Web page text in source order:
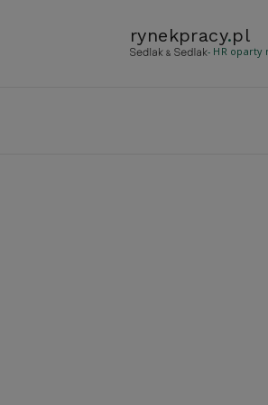
rynekpracy.pl
- HR oparty